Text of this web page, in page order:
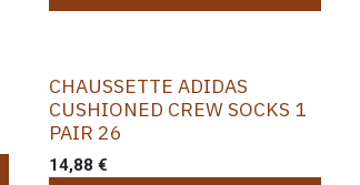
CHAUSSETTE ADIDAS
CUSHIONED CREW SOCKS 1
PAIR 26
14,88 €